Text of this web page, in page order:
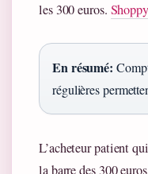
les 300 euros.
En résumé:
régulières
L’acheteur patient
la barre des 300